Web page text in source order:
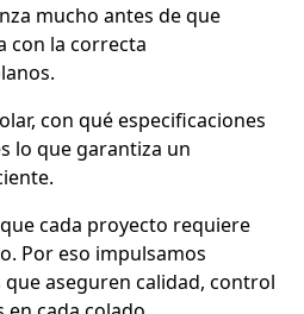
mucho antes de que
con la correcta
con qué especificaciones
lo que garantiza un
cada proyecto requiere
Por eso impulsamos
aseguren calidad, control